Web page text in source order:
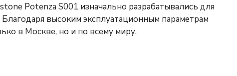
Potenza S001 изначально разрабатывались для
высоким эксплуатационным параметрам
в Москве, но и по всему миру.